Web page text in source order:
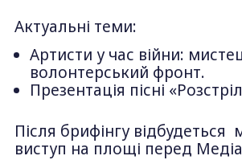
Актуальні теми:
Артисти у час війни:
волонтерський фронт.
Презентація пісні
Після брифінгу відбудеться
виступ на площі перед